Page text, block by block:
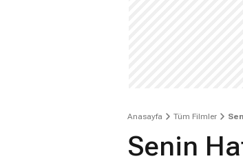
Anasayfa Tüm Filmler
Senin